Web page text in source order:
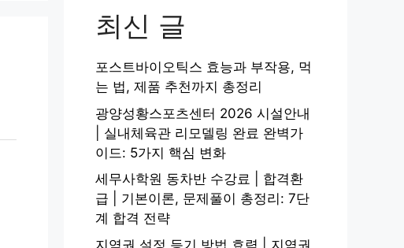
최신 글
포스트바이오틱스 효능과 부작용, 먹
는 법, 제품 추천까지 총정리
광양성황스포츠센터 2026 시설안내
| 실내체육관 리모델링 완료 완벽가
이드: 5가지 핵심 변화
세무사학원 동차반 수강료 | 합격환
급 | 기본이론, 문제풀이 총정리: 7단
계 합격 전략
지역권 설정 등기 방법 효력 | 지역권